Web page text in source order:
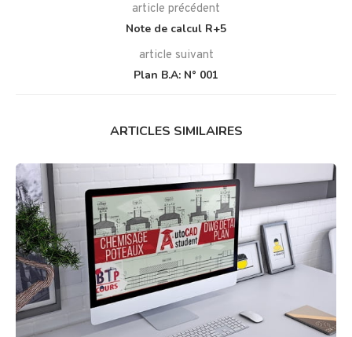
article précédent
Note de calcul R+5
article suivant
Plan B.A: N° 001
ARTICLES SIMILAIRES